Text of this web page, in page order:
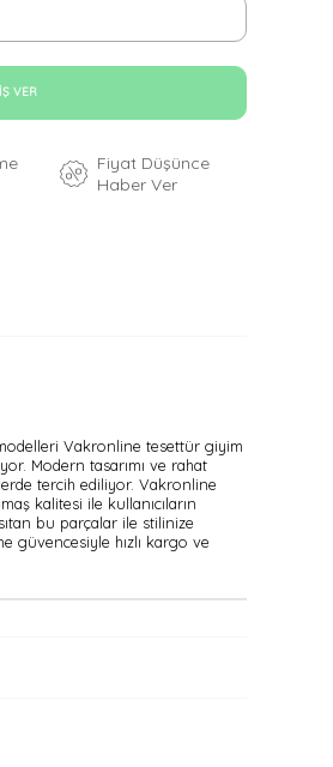
VER
Fiyat Düşünce
Haber Ver
Vakronline tesettür giyim
Modern tasarımı ve rahat
tercih ediliyor. Vakronline
kalitesi ile kullanıcıların
bu parçalar ile stilinize
güvencesiyle hızlı kargo ve